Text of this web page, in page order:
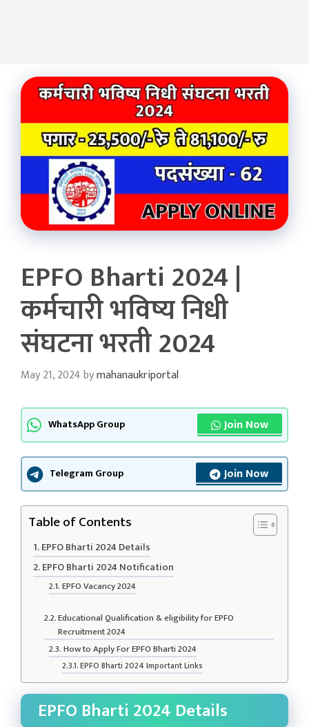
EPFO Bharti 2024 |
कर्मचारी भविष्य निधी
संघटना भरती 2024
May 21, 2024bymahanaukriportal
WhatsApp Group Join Now
Telegram Group Join Now
Table of Contents
EPFO Bharti 2024 Details
EPFO Bharti 2024 Notification
EPFO Vacancy 2024
Educational Qualification & eligibility for EPFO
Recruitment 2024
How to Apply For EPFO Bharti 2024
EPFO Bharti 2024 Important Links
EPFO Bharti 2024 Details